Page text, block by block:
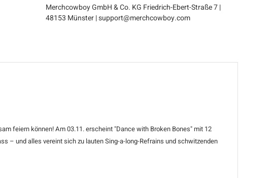
Merchcowboy GmbH & Co. KG Friedrich-Ebert-Straße 7 |
48153 Münster | support@merchcowboy.com
feiern können! Am 03.11. erscheint "Dance with Broken Bones" mit 12
– und alles vereint sich zu lauten Sing-a-long-Refrains und schwitzenden